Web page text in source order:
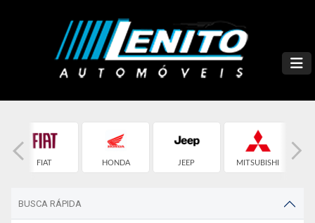
FIAT HONDA JEEP MITSUBISHI
BUSCA RÁPIDA